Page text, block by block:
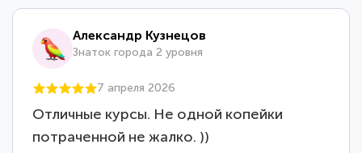
Александр Кузнецов
Знаток города 2 уровня
7 апреля 2026
Отличные курсы. Не одной копейки
потраченной не жалко. ))